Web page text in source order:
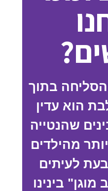
בתוך
הוא עדין
שהנטייה
מהילדים
לעיתים
בינינו